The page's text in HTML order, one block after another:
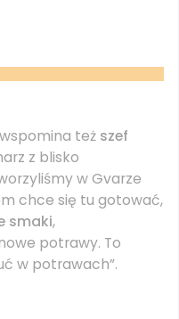
też szef
z blisko
w Gvarze
chce się tu gotować,
smaki,
potrawy. To
w potrawach”.